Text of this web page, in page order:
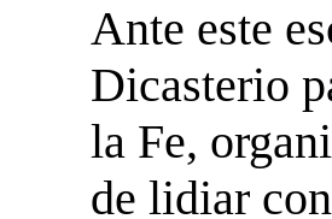
Ante este
Dicasterio
la Fe,
de lidiar